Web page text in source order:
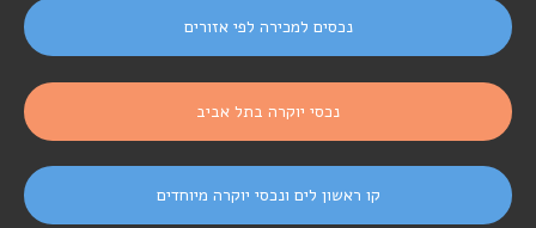
נכסים למכירה לפי אזורים
נכסי יוקרה בתל אביב
קו ראשון לים ונכסי יוקרה מיוחדים